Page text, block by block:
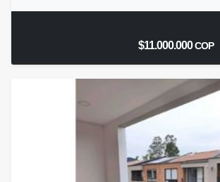
$11.000.000COP